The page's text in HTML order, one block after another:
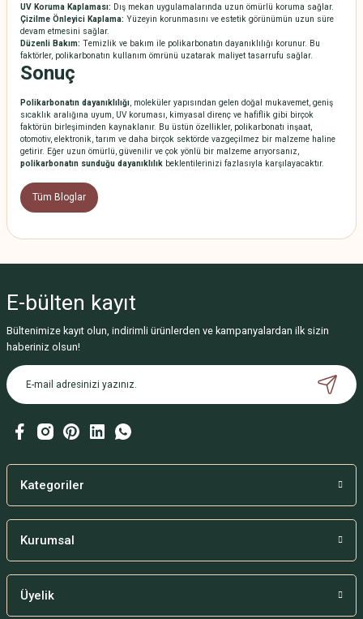
UV Koruma Kaplaması: Dış mekan uygulamalarında uzun ömürlü koruma sağlar.
Çizilme Önleyici Kaplama: Yüzeyin korunmasını ve estetik görünümün uzun süre
devam etmesini sağlar.
Düzenli Bakım: Temizlik ve bakım ile polikarbonatın dayanıklılığı korunur. Bu
faktörler, polikarbonatın kullanım ömrünü uzatarak maliyet tasarrufu sağlar.
Sonuç
Polikarbonatın dayanıklılığı , moleküler yapısından gelen doğal mukavemet, geniş
sıcaklık aralığına uyum, UV koruması, kimyasal direnç ve hafiflik gibi birçok
faktörün birleşiminden kaynaklanır. Bu üstün özellikler, polikarbonatı inşaat,
otomotiv, elektronik, tarım ve daha birçok sektörde vazgeçilmez bir malzeme haline
getirir. Eğer uzun ömürlü, güvenilir ve çok yönlü bir malzeme arıyorsanız,
polikarbonatın sunduğu dayanıklılık beklentilerinizi fazlasıyla karşılayacaktır.
Tüm Bloglar
E-bülten kayıt
Bültenimize kayıt olun, indirimli ürünlerden ve kampanyalardan ilk sizin
haberiniz olsun!
Kategoriler
Kurumsal
Üyelik